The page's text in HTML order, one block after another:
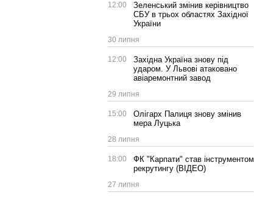
12:00
Зеленський змінив керівництво
СБУ в трьох областях Західної
України
30 липня
12:00
Західна Україна знову під
ударом. У Львові атаковано
авіаремонтний завод
29 липня
15:00
Олігарх Палиця знову змінив
мера Луцька
28 липня
18:00
ФК "Карпати" став інструментом
рекрутингу (ВІДЕО)
27 липня